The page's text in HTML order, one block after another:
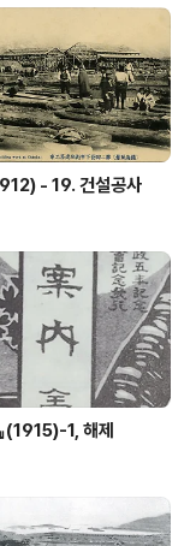
- 19. 건설공사
(1915)-1, 해제